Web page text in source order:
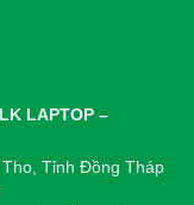
LAPTOP –
Tỉnh Đồng Tháp